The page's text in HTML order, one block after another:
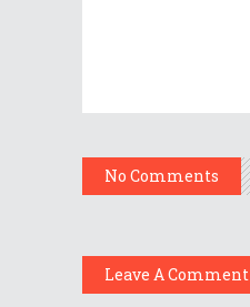
No Comments
Leave A Comment